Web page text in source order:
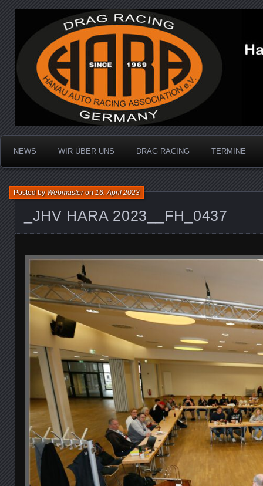
Hanau Auto Racing
Dragracing auf der 1/4 Meile
NEWS WIR ÜBER UNS DRAG RACING TERMINE
_JHV HARA 2023__FH_0437
Posted byWebmasteron16. April 2023